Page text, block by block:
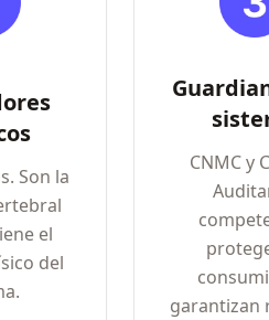
Son la
el
del
CNMC y
garantizan